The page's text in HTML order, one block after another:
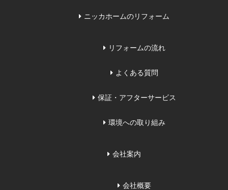
ニッカホームのリフォーム
リフォームの流れ
よくある質問
保証・アフターサービス
環境への取り組み
会社案内
会社概要